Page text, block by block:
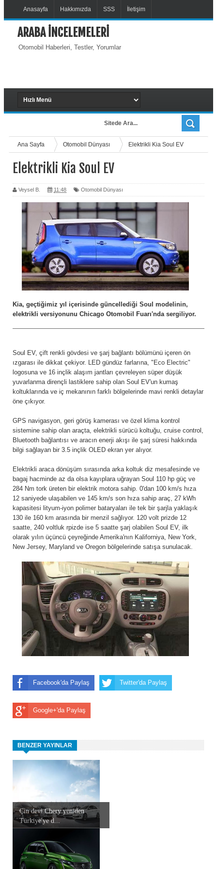
Anasayfa Hakkımızda SSS İletişim
ARABA İNCELEMELERİ
Otomobil Haberleri, Testler, Yorumlar
Ana Sayfa Otomobil Dünyası Elektrikli Kia Soul EV
Elektrikli Kia Soul EV
Veysel B. 11:48 Otomobil Dünyası
Kia, geçtiğimiz yıl içerisinde güncellediği Soul modelinin,
elektrikli versiyonunu Chicago Otomobil Fuarı'nda sergiliyor.
Soul EV, çift renkli gövdesi ve şarj bağlantı bölümünü içeren ön
ızgarası ile dikkat çekiyor. LED gündüz farlarına, "Eco Electric"
logosuna ve 16 inçlik alaşım jantları çevreleyen süper düşük
yuvarlanma dirençli lastiklere sahip olan Soul EV'un kumaş
koltuklarında ve iç mekanının farklı bölgelerinde mavi renkli detaylar
öne çıkıyor.
GPS navigasyon, geri görüş kamerası ve özel klima kontrol
sistemine sahip olan araçta, elektrikli sürücü koltuğu, cruise control,
Bluetooth bağlantısı ve aracın enerji akışı ile şarj süresi hakkında
bilgi sağlayan bir 3.5 inçlik OLED ekran yer alıyor.
Elektrikli araca dönüşüm sırasında arka koltuk diz mesafesinde ve
bagaj hacminde az da olsa kayıplara uğrayan Soul 110 hp güç ve
284 Nm tork üreten bir elektrik motora sahip. 0'dan 100 km/s hıza
12 saniyede ulaşabilen ve 145 km/s son hıza sahip araç, 27 kWh
kapasitesi lityum-iyon polimer bataryaları ile tek bir şarjla yaklaşık
130 ile 160 km arasında bir menzil sağlıyor. 120 volt prizde 12
saatte, 240 voltluk rpizde ise 5 saatte şarj olabilen Soul EV, ilk
olarak yılın üçüncü çeyreğinde Amerika'nın Kaliforniya, New York,
New Jersey, Maryland ve Oregon bölgelerinde satışa sunulacak.
Facebook'da Paylaş Twitter'da Paylaş
Google+'da Paylaş
BENZER YAYINLAR
Çin devi Chery yeniden
Türkiye'ye d...